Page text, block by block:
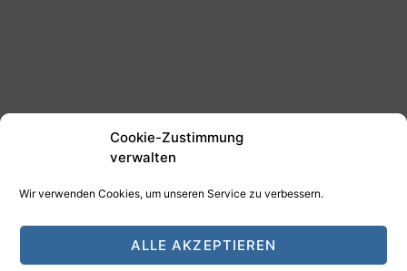
Cookie-Zustimmung
verwalten
Wir verwenden Cookies, um unseren Service zu verbessern.
ALLE AKZEPTIEREN
HAMANN DESIGN - Digitale Medien